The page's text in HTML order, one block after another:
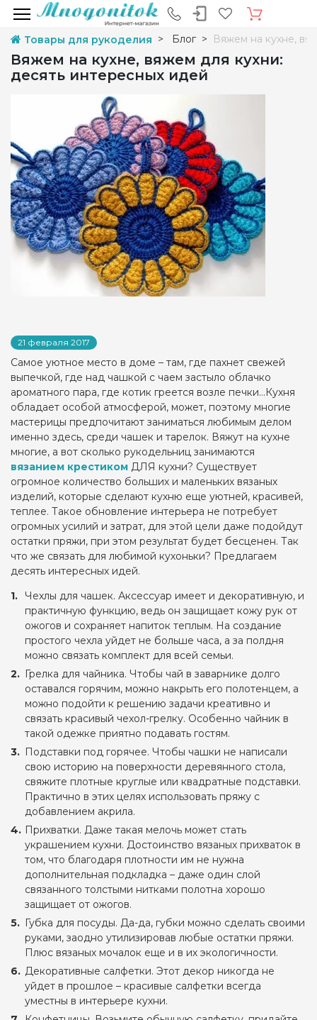
Товары для рукоделия Блог Вяжем на кухне,
Вяжем на кухне, вяжем для кухни:
десять интересных идей
21 февраля 2017
Самое уютное место в доме – там, где пахнет свежей
выпечкой, где над чашкой с чаем застыло облачко
ароматного пара, где котик греется возле печки…Кухня
обладает особой атмосферой, может, поэтому многие
мастерицы предпочитают заниматься любимым делом
именно здесь, среди чашек и тарелок. Вяжут на кухне
многие, а вот сколько рукодельниц занимаются
вязанием крестиком ДЛЯ кухни? Существует
огромное количество больших и маленьких вязаных
изделий, которые сделают кухню еще уютней, красивей,
теплее. Такое обновление интерьера не потребует
огромных усилий и затрат, для этой цели даже подойдут
остатки пряжи, при этом результат будет бесценен. Так
что же связать для любимой кухоньки? Предлагаем
десять интересных идей.
Чехлы для чашек. Аксессуар имеет и декоративную, и
практичную функцию, ведь он защищает кожу рук от
ожогов и сохраняет напиток теплым. На создание
простого чехла уйдет не больше часа, а за полдня
можно связать комплект для всей семьи.
Грелка для чайника. Чтобы чай в заварнике долго
оставался горячим, можно накрыть его полотенцем, а
можно подойти к решению задачи креативно и
связать красивый чехол-грелку. Особенно чайник в
такой одежке приятно подавать гостям.
Подставки под горячее. Чтобы чашки не написали
свою историю на поверхности деревянного стола,
свяжите плотные круглые или квадратные подставки.
Практично в этих целях использовать пряжу с
добавлением акрила.
Прихватки. Даже такая мелочь может стать
украшением кухни. Достоинство вязаных прихваток в
том, что благодаря плотности им не нужна
дополнительная подкладка – даже один слой
связанного толстыми нитками полотна хорошо
защищает от ожогов.
Губка для посуды. Да-да, губки можно сделать своими
руками, заодно утилизировав любые остатки пряжи.
Плюс вязаных мочалок еще и в их экологичности.
Декоративные салфетки. Этот декор никогда не
уйдет в прошлое – красивые салфетки всегда
уместны в интерьере кухни.